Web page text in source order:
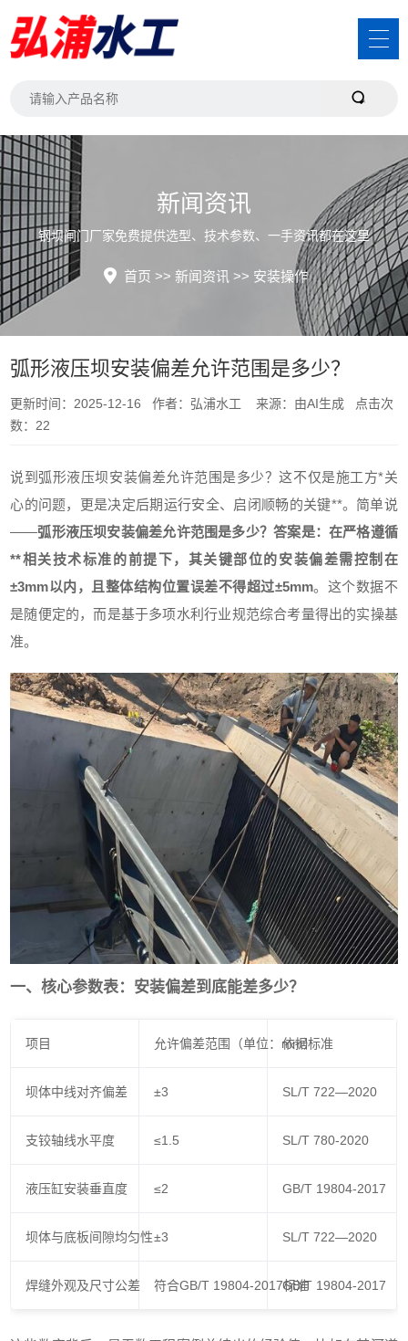
新闻资讯
钢坝闸门厂家免费提供选型、技术参数、一手资讯都在这里
首页 >> 新闻资讯 >> 安装操作
弧形液压坝安装偏差允许范围是多少？
更新时间：2025-12-16 作者：弘浦水工 来源：由AI生成 点击次
数：22
说到弧形液压坝安装偏差允许范围是多少？这不仅是施工方*关
心的问题，更是决定后期运行安全、启闭顺畅的关键**。简单说
——弧形液压坝安装偏差允许范围是多少？答案是：在严格遵循
**相关技术标准的前提下，其关键部位的安装偏差需控制在
±3mm以内，且整体结构位置误差不得超过±5mm。这个数据不
是随便定的，而是基于多项水利行业规范综合考量得出的实操基
准。
一、核心参数表：安装偏差到底能差多少？
项目 允许偏差范围（单位：mm）
依据标准
坝体中线对齐偏差 ±3 SL/T 722—2020
支铰轴线水平度 ≤1.5 SL/T 780-2020
液压缸安装垂直度 ≤2 GB/T 19804-2017
坝体与底板间隙均匀性±3 SL/T 722—2020
焊缝外观及尺寸公差 符合GB/T 19804-2017标准GB/T 19804-2017